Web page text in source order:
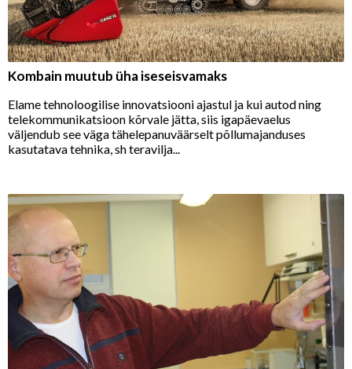
Kombain muutub üha iseseisvamaks
Elame tehnoloogilise innovatsiooni ajastul ja kui autod ning
telekommunikatsioon kõrvale jätta, siis igapäevaelus
väljendub see väga tähelepanuväärselt põllumajanduses
kasutatava tehnika, sh teravilja...